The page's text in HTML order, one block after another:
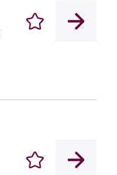
Enregistrer
Enregistrer